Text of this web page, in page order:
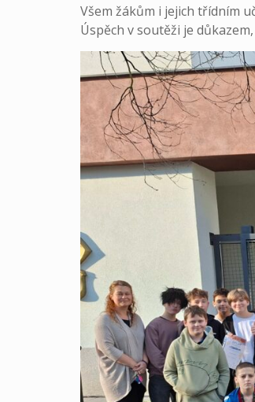
Všem žákům i jejich třídním
Úspěch v soutěži je